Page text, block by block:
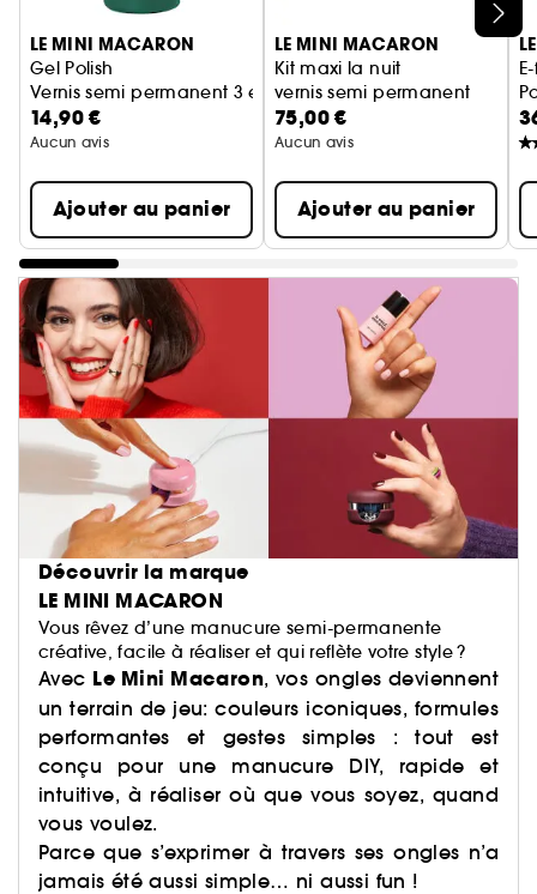
Ignorer le carrousel produits
LE MINI MACARON
Gel Polish
Vernis semi permanent 3 en 1
14,90 €
Aucun avis
Ajouter au panier
LE MINI MACARON
Kit maxi la nuit
vernis semi permanent
75,00 €
Aucun avis
Ajouter au panier
Découvrir la marque
LE MINI MACARON
Vous rêvez d’une manucure semi-permanente
créative, facile à réaliser et qui reflète votre style ?
Avec Le Mini Macaron, vos ongles deviennent
un terrain de jeu: couleurs iconiques, formules
performantes et gestes simples : tout est
conçu pour une manucure DIY, rapide et
intuitive, à réaliser où que vous soyez, quand
vous voulez.
Parce que s’exprimer à travers ses ongles n’a
jamais été aussi simple… ni aussi fun !